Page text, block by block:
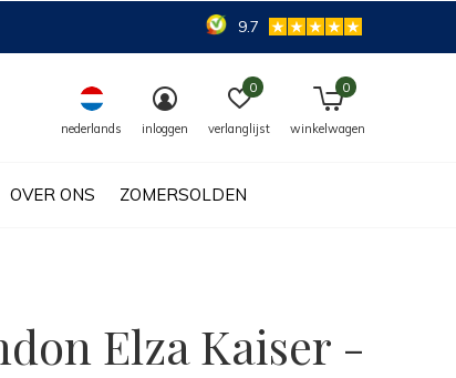
OVER ONS ZOMERSOLDEN
nederlands inloggen verlanglijst
0
winkelwagen
0
9.7
Elza Kaiser -